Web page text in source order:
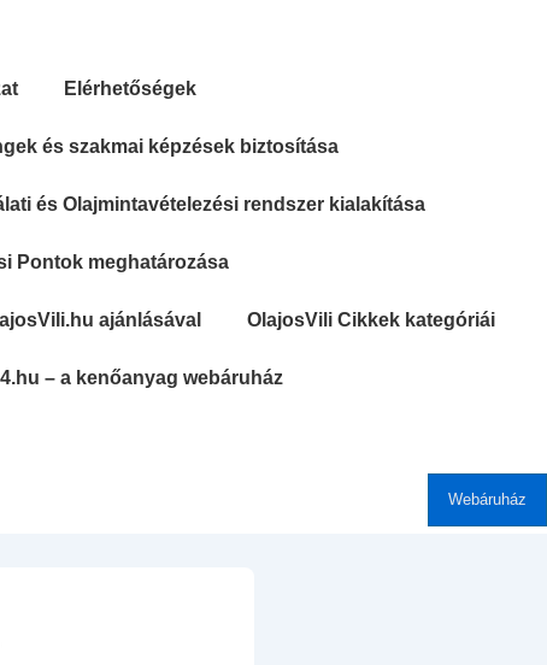
Elérhetőségek
és szakmai képzések biztosítása
és Olajmintavételezési rendszer kialakítása
Pontok meghatározása
ajánlásával OlajosVili Cikkek kategóriái
– a kenőanyag webáruház
Webáruház